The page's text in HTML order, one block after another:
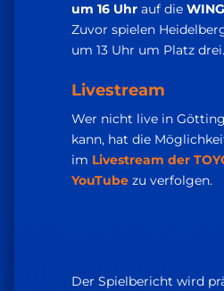
um 16 Uhr auf die
Zuvor spielen
um 13 Uhr um Platz drei.
Livestream
Wer nicht live in
kann, hat die
im Livestream der
YouTube zu verfolgen.
Der Spielbericht wird